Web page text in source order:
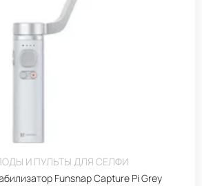
И ПУЛЬТЫ ДЛЯ СЕЛФИ
Funsnap Capture Pi Grey